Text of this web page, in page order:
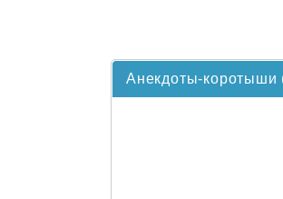
Анекдоты-коротыши